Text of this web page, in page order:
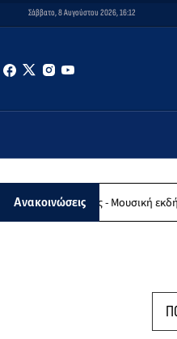
Σάββατο, 8 Αυγούστου 2026, 16:12
Ανακοινώσεις
- Μουσική εκδήλωση